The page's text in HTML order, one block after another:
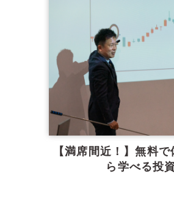
【満席間近！】無料
ら学べる投